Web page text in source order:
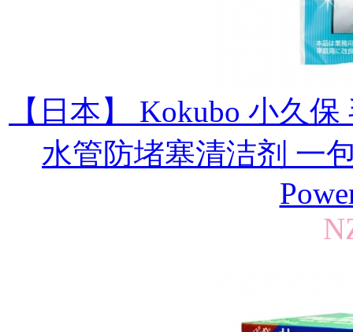
【日本】 Kokubo 小久
水管防堵塞清洁剂 一